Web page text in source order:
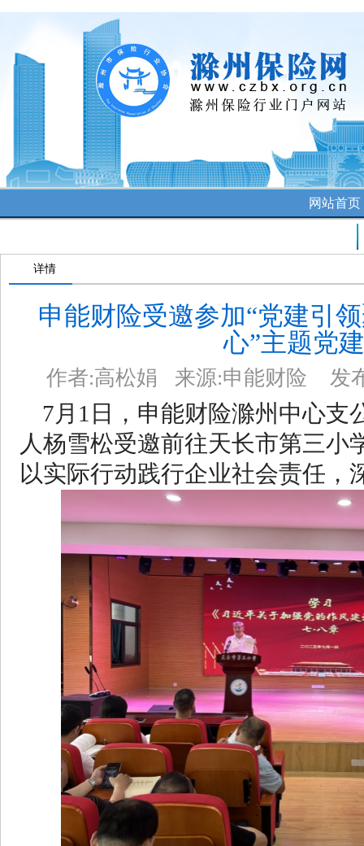
网站首
详情
申能财险受邀参加“党建引
心”主题党
作者:高松娟 来源:申能财险 发布
7月1日，申能财险滁州中心支
人杨雪松受邀前往天长市第三小
以实际行动践行企业社会责任，